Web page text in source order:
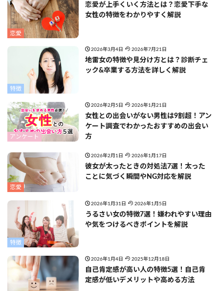
恋愛
恋愛が上手くいく方法とは？恋愛下手な
女性の特徴をわかりやすく解説
特徴
2026年3月4日 2026年7月21日
地雷女の特徴や見分け方とは？診断チェ
ック&卒業する方法を詳しく解説
アンケート
2026年2月5日 2026年1月21日
女性との出会いがない男性は9割超！アン
ケート調査でわかったおすすめの出会い
方
恋愛
2026年2月1日 2026年1月17日
彼女が太ったときの対処法7選！太った
ことに気づく瞬間やNG対応を解説
特徴
2026年1月31日 2026年1月5日
うるさい女の特徴7選！嫌われやすい理由
や気をつけるべきポイントを解説
2026年1月4日 2025年12月18日
自己肯定感が高い人の特徴5選！自己肯
定感が低いデメリットや高める方法